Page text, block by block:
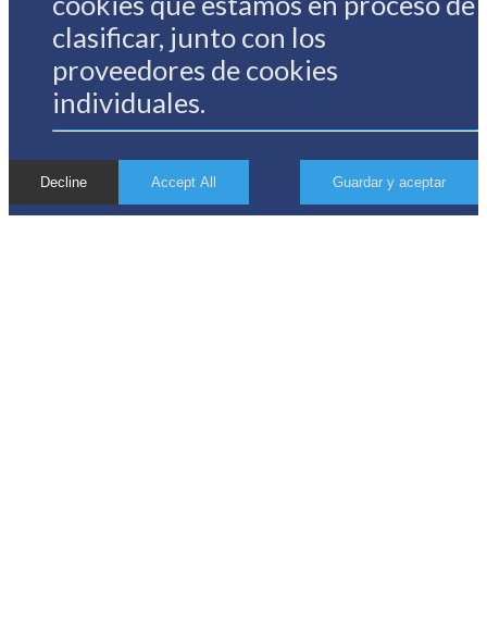
clasificar, junto con los
proveedores de cookies
individuales.
Decline Accept All Guardar y aceptar